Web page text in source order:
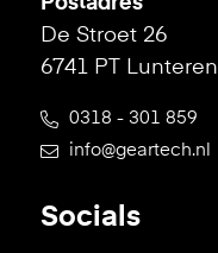
De Stroet 26
6741 PT Lunteren
0318 - 301 859
info@geartech.nl
Socials